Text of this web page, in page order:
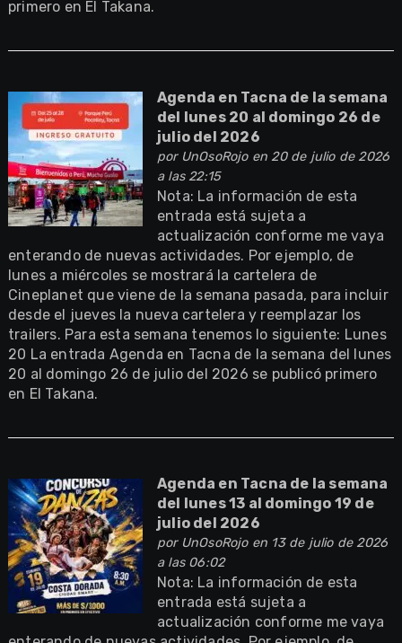
primero en El Takana.
Agenda en Tacna de la semana
del lunes 20 al domingo 26 de
julio del 2026
por UnOsoRojoen 20 de julio de 2026
a las 22:15
Nota: La información de esta
entrada está sujeta a
actualización conforme me vaya
enterando de nuevas actividades. Por ejemplo, de
lunes a miércoles se mostrará la cartelera de
Cineplanet que viene de la semana pasada, para incluir
desde el jueves la nueva cartelera y reemplazar los
trailers. Para esta semana tenemos lo siguiente: Lunes
20 La entrada Agenda en Tacna de la semana del lunes
20 al domingo 26 de julio del 2026 se publicó primero
en El Takana.
Agenda en Tacna de la semana
del lunes 13 al domingo 19 de
julio del 2026
por UnOsoRojoen 13 de julio de 2026
a las 06:02
Nota: La información de esta
entrada está sujeta a
actualización conforme me vaya